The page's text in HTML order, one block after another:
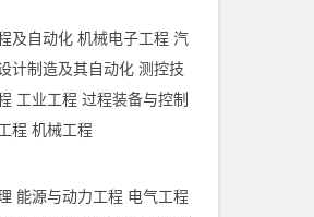
及自动化 机械电子工程 汽
计制造及其自动化 测控技
工业工程 过程装备与控制
程 机械工程
能源与动力工程 电气工程